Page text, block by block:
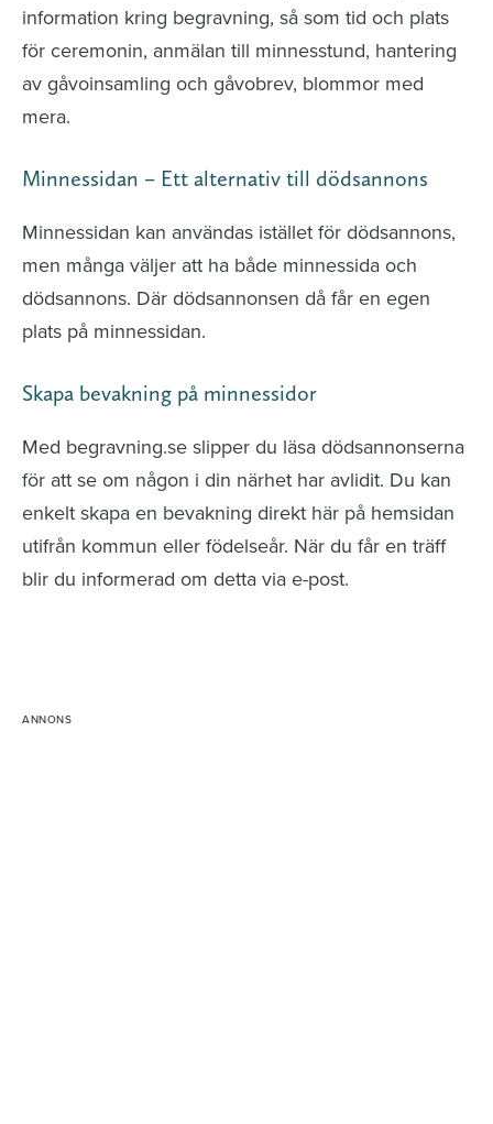
information kring begravning, så som tid och plats
för ceremonin, anmälan till minnesstund, hantering
av gåvoinsamling och gåvobrev, blommor med
mera.
Minnessidan – Ett alternativ till dödsannons
Minnessidan kan användas istället för dödsannons,
men många väljer att ha både minnessida och
dödsannons. Där dödsannonsen då får en egen
plats på minnessidan.
Skapa bevakning på minnessidor
Med begravning.se slipper du läsa dödsannonserna
för att se om någon i din närhet har avlidit. Du kan
enkelt skapa en bevakning direkt här på hemsidan
utifrån kommun eller födelseår. När du får en träff
blir du informerad om detta via e-post.